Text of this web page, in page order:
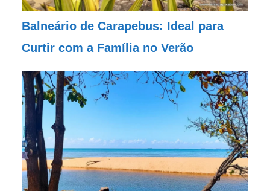
Balneário de Carapebus: Ideal para
Curtir com a Família no Verão